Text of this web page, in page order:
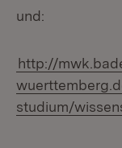
und:
http://
studium/